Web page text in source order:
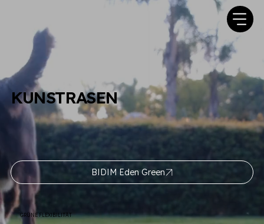
KUNSTRASEN
BIDIM Eden Green
GRÜNE FLEXIBILITÄT